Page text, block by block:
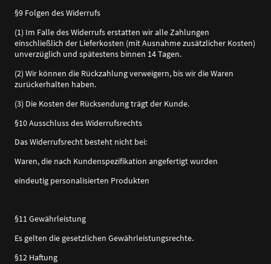
§9 Folgen des Widerrufs
(1) Im Falle des Widerrufs erstatten wir alle Zahlungen
einschließlich der Lieferkosten (mit Ausnahme zusätzlicher Kosten)
unverzüglich und spätestens binnen 14 Tagen.
(2) Wir können die Rückzahlung verweigern, bis wir die Waren
zurückerhalten haben.
(3) Die Kosten der Rücksendung trägt der Kunde.
§10 Ausschluss des Widerrufsrechts
Das Widerrufsrecht besteht nicht bei:
Waren, die nach Kundenspezifikation angefertigt wurden
eindeutig personalisierten Produkten
§11 Gewährleistung
Es gelten die gesetzlichen Gewährleistungsrechte.
§12 Haftung